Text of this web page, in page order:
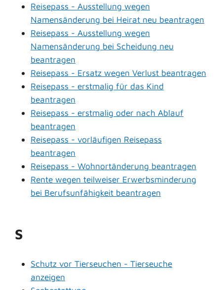
Reisepass - Ausstellung wegen
Namensänderung bei Heirat neu beantragen
Reisepass - Ausstellung wegen
Namensänderung bei Scheidung neu
beantragen
Reisepass - Ersatz wegen Verlust beantragen
Reisepass - erstmalig für das Kind
beantragen
Reisepass - erstmalig oder nach Ablauf
beantragen
Reisepass - vorläufigen Reisepass
beantragen
Reisepass - Wohnortänderung beantragen
Rente wegen teilweiser Erwerbsminderung
bei Berufsunfähigkeit beantragen
S
Schutz vor Tierseuchen - Tierseuche
anzeigen